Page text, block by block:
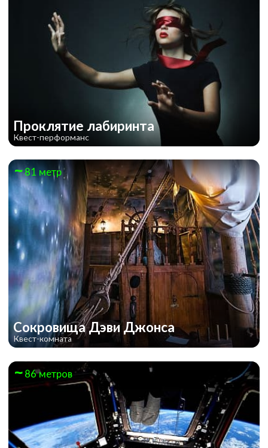
Проклятие лабиринта
Квест-перформанс
81 метр
Сокровища Дэви Джонса
Квест-комната
86 метров